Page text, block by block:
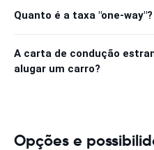
Quanto é a taxa "one-way"?
A carta de condução
alugar um carro?
Opções e